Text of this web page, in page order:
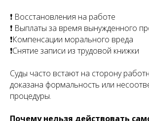
❗ Восстановления на работе
❗ Выплаты за время вынужденного
❗Компенсации морального вреда
❗Снятие записи из трудовой книжки
Суды часто встают на сторону
доказана формальность или
процедуры.
Почему нельзя действовать